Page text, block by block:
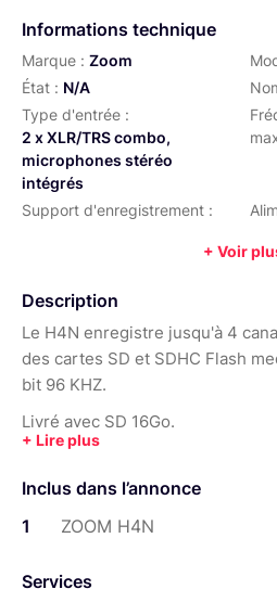
Informations technique
Marque : Zoom
État : N/A
Type d'entrée :
2 x XLR/TRS combo,
microphones stéréo
intégrés
Support d'enregistrement :
+ Voir
Description
Le H4N enregistre jusqu'à 4
des cartes SD et SDHC Flash
bit 96 KHZ.
Livré avec SD 16Go.
Inclus dans l’annonce
1
ZOOM H4N
Services